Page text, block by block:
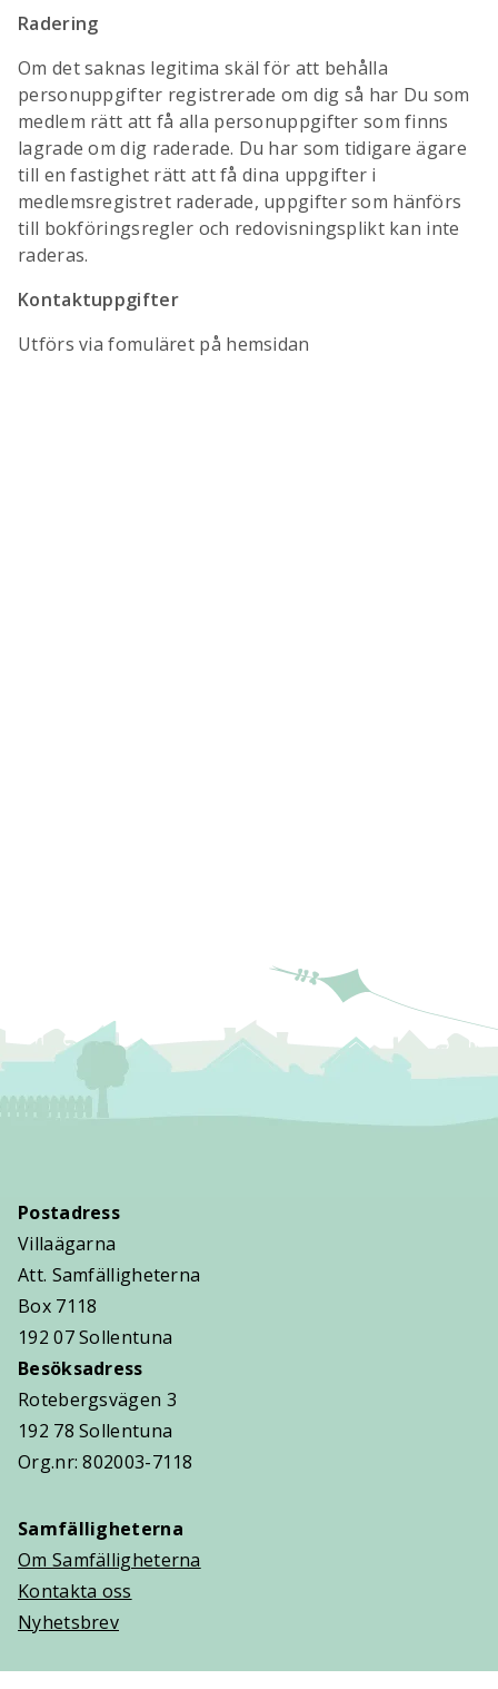
Radering
Om det saknas legitima skäl för att behålla
personuppgifter registrerade om dig så har Du som
medlem rätt att få alla personuppgifter som finns
lagrade om dig raderade. Du har som tidigare ägare
till en fastighet rätt att få dina uppgifter i
medlemsregistret raderade, uppgifter som hänförs
till bokföringsregler och redovisningsplikt kan inte
raderas.
Kontaktuppgifter
Utförs via fomuläret på hemsidan
Postadress
Villaägarna
Att. Samfälligheterna
Box 7118
192 07 Sollentuna
Besöksadress
Rotebergsvägen 3
192 78 Sollentuna
Org.nr: 802003-7118
Samfälligheterna
Om Samfälligheterna
Kontakta oss
Nyhetsbrev